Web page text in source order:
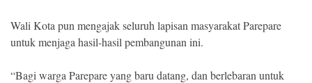
Wali Kota pun mengajak seluruh lapisan masyarakat Parepare
untuk menjaga hasil-hasil pembangunan ini.
“Bagi warga Parepare yang baru datang, dan berlebaran untuk